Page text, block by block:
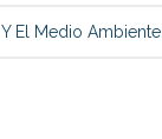
El Medio Ambiente.